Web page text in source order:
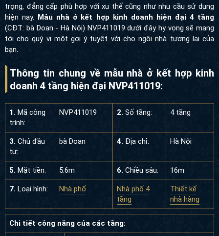
trọng, đẳng cấp phù hợp với xu thế cũng như nhu cầu sử dụng
hiện nay. Mẫu nhà ở kết hợp kinh doanh hiện đại 4 tầng(CĐT:
bà Doan - Hà Nội) NVP411019 dưới đây hy vọng sẽ mang tới
cho quý vị một gợi ý tuyệt vời cho ngôi nhà tương lai của bạn .
doanh 4 tầng hiện đại NVP411019:
1.Mã công
trình:
NVP411019 2.Số tầng: 4 tầng
3.Chủ đầu
tư:
bà Doan 4.Địa chỉ: Hà Nội
5.Mặt tiền: 5.6m 6.Chiều sâu: 16m
7.Loại hình: Nhà phố
Nhà phố 4
tầng
Thiết kế nhà
hàng
Chi tiết công năng của các tầng:
Tầng 1:
Không gian kinh doanh + khu vực bếp nấu +